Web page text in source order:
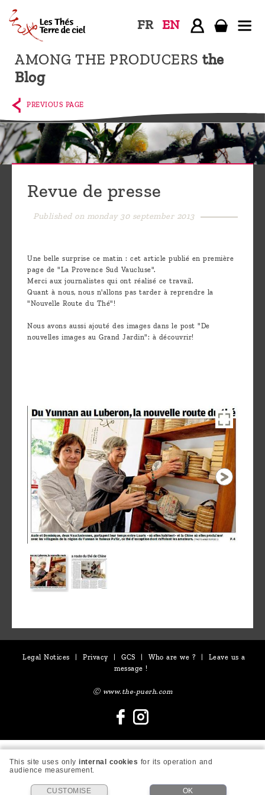
AMONG THE PRODUCERS the
Blog
FR EN
Home
The
shop
Terre
de
Ciel
producers,
Who
Pu'Erh
infuse
Leave us
message
PREVIOUS PAGE
Revue de presse
Published on monday 30 september 2013
Une belle surprise ce matin : cet article publié en première
page de "La Provence Sud Vaucluse".
Merci aux journalistes qui ont réalisé ce travail.
Quant à nous, nous n'allons pas tarder à reprendre la
"Nouvelle Route du Thé"!
Nous avons aussi ajouté des images dans le post "De
nouvelles images au Grand Jardin": à découvrir!
1 / 2
Legal Notices Privacy GCS Who are we ?
Leave us a
message !
Ⓒ www.the-puerh.com
This site uses only internal cookies for its operation and
audience measurement.
CUSTOMISE OK